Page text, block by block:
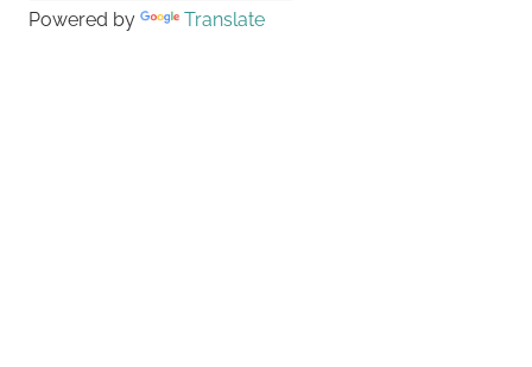
Powered by Translate